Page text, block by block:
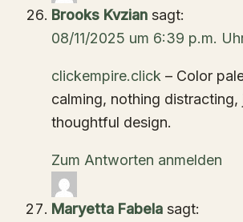
Brooks Kvzian sagt:
08/11/2025 um 6:39 p.m.
clickempire.click – Color
calming, nothing distracting,
thoughtful design.
Zum Antworten anmelden
Maryetta Fabela sagt: